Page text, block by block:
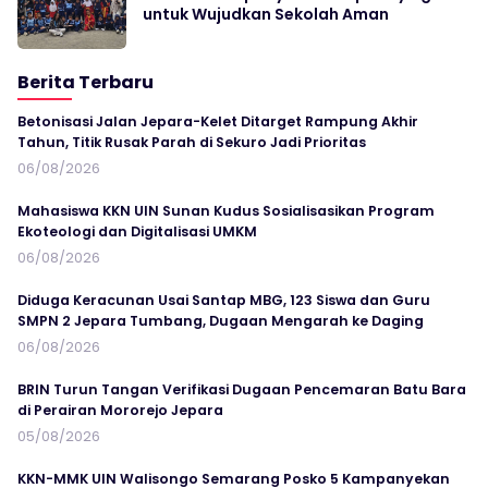
untuk Wujudkan Sekolah Aman
Berita Terbaru
Betonisasi Jalan Jepara-Kelet Ditarget Rampung Akhir
Tahun, Titik Rusak Parah di Sekuro Jadi Prioritas
06/08/2026
Mahasiswa KKN UIN Sunan Kudus Sosialisasikan Program
Ekoteologi dan Digitalisasi UMKM
06/08/2026
Diduga Keracunan Usai Santap MBG, 123 Siswa dan Guru
SMPN 2 Jepara Tumbang, Dugaan Mengarah ke Daging
06/08/2026
BRIN Turun Tangan Verifikasi Dugaan Pencemaran Batu Bara
di Perairan Mororejo Jepara
05/08/2026
KKN-MMK UIN Walisongo Semarang Posko 5 Kampanyekan